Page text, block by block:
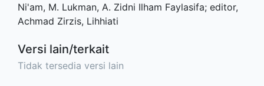
Ni'am, M. Lukman, A. Zidni Ilham Faylasifa; editor,
Achmad Zirzis, Lihhiati
Versi lain/terkait
Tidak tersedia versi lain